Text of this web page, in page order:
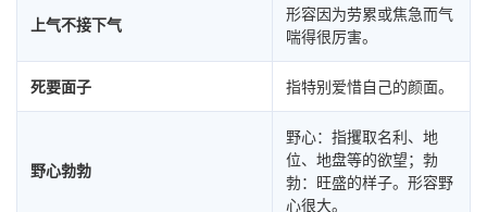
上气不接下气
形容因为劳累或焦急而气
喘得很厉害。
死要面子 指特别爱惜自己的颜面。
野心勃勃
野心：指攫取名利、地
位、地盘等的欲望；勃
勃：旺盛的样子。形容野
心很大。